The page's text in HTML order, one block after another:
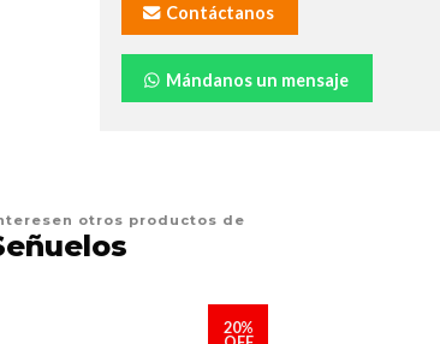
Contáctanos
Mándanos un mensaje
otros productos de
20%